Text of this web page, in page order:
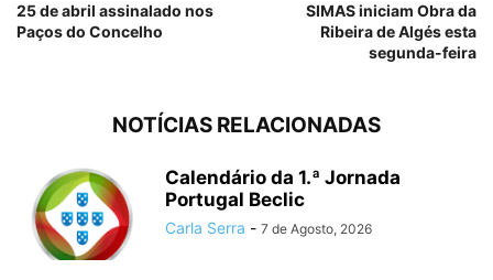
25 de abril assinalado nos
Paços do Concelho
SIMAS iniciam Obra da
Ribeira de Algés esta
segunda-feira
NOTÍCIAS RELACIONADAS
Calendário da 1.ª Jornada
Portugal Beclic
Carla Serra - 7 de Agosto, 2026